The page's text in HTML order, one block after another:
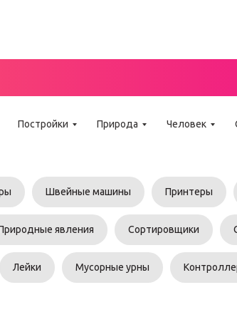
Постройки Природа Человек
Швейные машины Принтеры
явления Сортировщики
Лейки Мусорные урны